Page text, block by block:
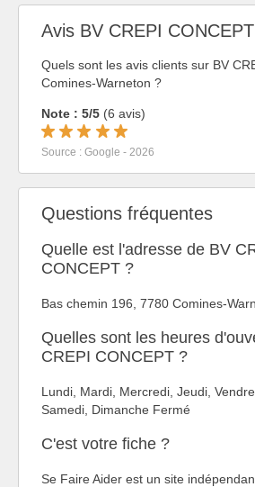
Avis BV CREPI CONCEPT
Quels sont les avis clients sur BV
Comines-Warneton ?
Note : 5/5 (6 avis)
Source : Google - 2026
Questions fréquentes
Quelle est l'adresse de BV
CONCEPT ?
Bas chemin 196, 7780 Comines-
Quelles sont les heures
CREPI CONCEPT ?
Lundi, Mardi, Mercredi, Jeudi,
Samedi, Dimanche Fermé
C'est votre fiche ?
Se Faire Aider est un site